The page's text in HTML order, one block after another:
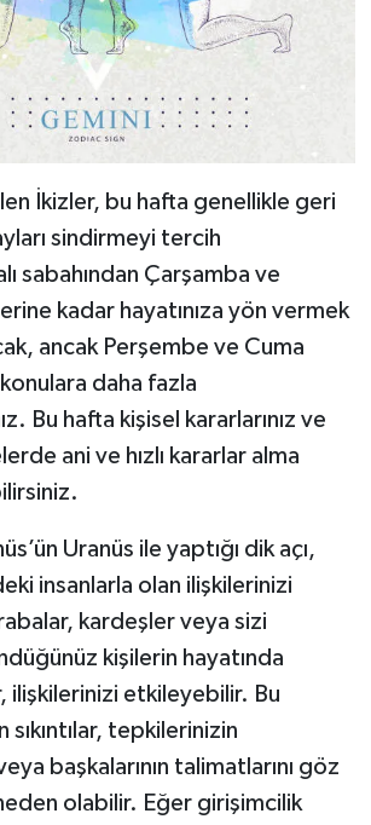
İkizler, bu hafta genellikle geri
sindirmeyi tercih
sabahından Çarşamba ve
kadar hayatınıza yön vermek
ancak Perşembe ve Cuma
daha fazla
Bu hafta kişisel kararlarınız ve
ani ve hızlı kararlar alma
Uranüs ile yaptığı dik açı,
insanlarla olan ilişkilerinizi
kardeşler veya sizi
kişilerin hayatında
ilişkilerinizi etkileyebilir. Bu
sıkıntılar, tepkilerinizin
başkalarının talimatlarını göz
olabilir. Eğer girişimcilik